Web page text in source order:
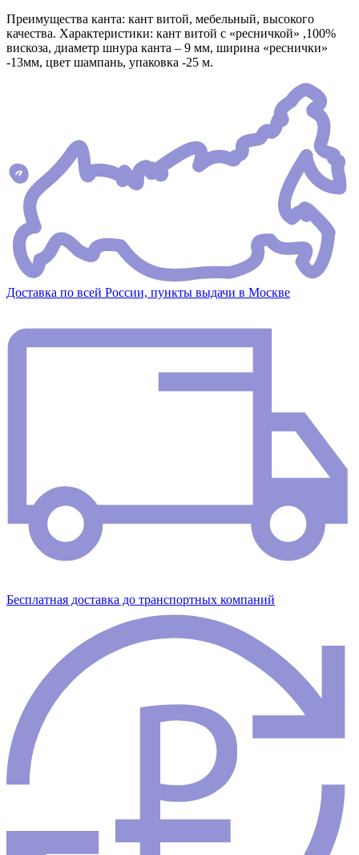
Преимущества канта: кант витой, мебельный, высокого
качества. Характеристики: кант витой с «ресничкой» ,100%
вискоза, диаметр шнура канта – 9 мм, ширина «реснички»
-13мм, цвет шампань, упаковка -25 м.
Доставка по всей России, пункты выдачи в Москве
Бесплатная доставка до транспортных компаний